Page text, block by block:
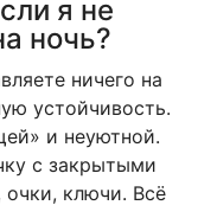
я не
ночь?
ничего на
устойчивость.
и неуютной.
с закрытыми
очки, ключи. Всё